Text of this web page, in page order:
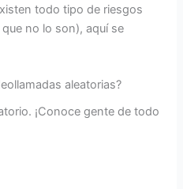
todo tipo de riesgos
no lo son), aquí se
aleatorias?
¡Conoce gente de todo